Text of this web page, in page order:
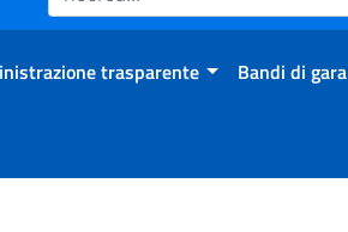
trasparente Bandi di gara